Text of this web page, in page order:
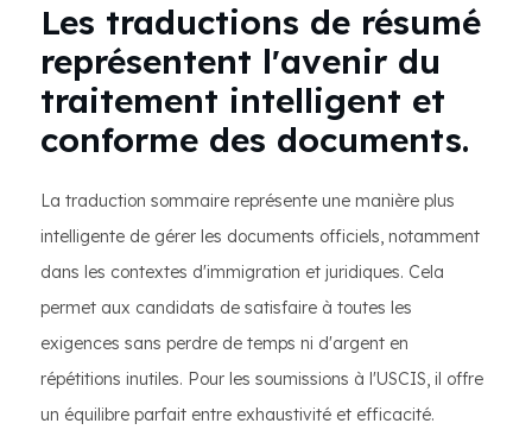
Les traductions de résumé
représentent l'avenir du
traitement intelligent et
conforme des documents.
La traduction sommaire représente une manière plus
intelligente de gérer les documents officiels, notamment
dans les contextes d'immigration et juridiques. Cela
permet aux candidats de satisfaire à toutes les
exigences sans perdre de temps ni d'argent en
répétitions inutiles. Pour les soumissions à l'USCIS, il offre
un équilibre parfait entre exhaustivité et efficacité.